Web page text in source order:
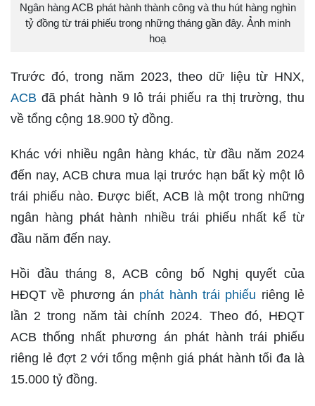
Ngân hàng ACB phát hành thành công và thu hút hàng nghìn
tỷ đồng từ trái phiếu trong những tháng gần đây. Ảnh minh
hoạ
Trước đó, trong năm 2023, theo dữ liệu từ HNX,
ACB đã phát hành 9 lô trái phiếu ra thị trường, thu
về tổng cộng 18.900 tỷ đồng.
Khác với nhiều ngân hàng khác, từ đầu năm 2024
đến nay, ACB chưa mua lại trước hạn bất kỳ một lô
trái phiếu nào. Được biết, ACB là một trong những
ngân hàng phát hành nhiều trái phiếu nhất kể từ
đầu năm đến nay.
Hồi đầu tháng 8, ACB công bố Nghị quyết của
HĐQT về phương án phát hành trái phiếu riêng lẻ
lần 2 trong năm tài chính 2024. Theo đó, HĐQT
ACB thống nhất phương án phát hành trái phiếu
riêng lẻ đợt 2 với tổng mệnh giá phát hành tối đa là
15.000 tỷ đồng.